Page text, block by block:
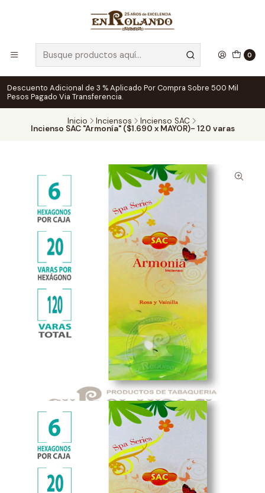
0
Descuento Adicional de 3 % Aplicado Por Compra Sobre 500 Mil
Pesos Pagado Via Transferencia.
Inicio Inciensos Incienso SAC
Incienso SAC "Armonía" ($1.690 x MAYOR)- 120 varas